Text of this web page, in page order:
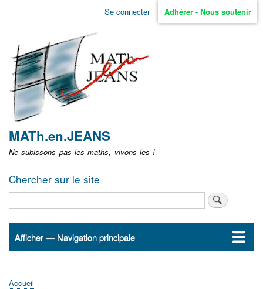
Aller
non
identifié
Se connecter Adhérer - Nous soutenir
MATh.en.JEANS
Ne subissons pas les maths, vivons les !
Chercher sur le site
Navigation
Afficher — Navigation principale
Accueil
ActualitésMATh.en.JEANS ?
Régions et Ateliers
Créer, gérer un atelier
Sujets/Publications
Congrès
Accueil